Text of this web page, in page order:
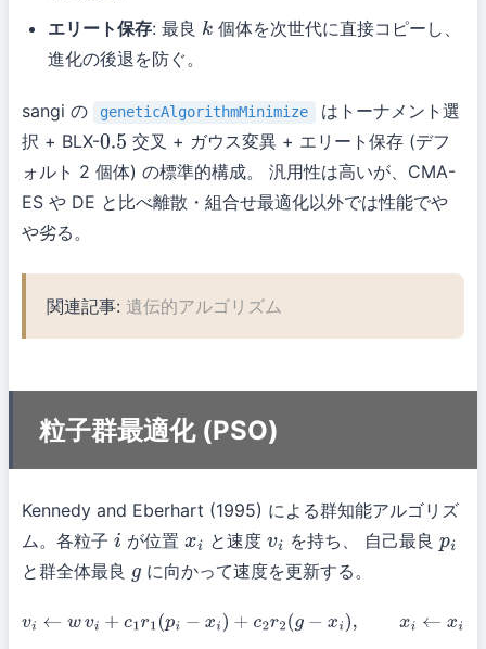
エリート保存: 最良 k 個体を次世代に直接コピーし、
進化の後退を防ぐ。
sangi の geneticAlgorithmMinimize
はトーナメント選
択 + BLX-0.5 交叉 + ガウス変異 + エリート保存 (デフ
ォルト 2 個体) の標準的構成。 汎用性は高いが、CMA-
ES や DE と比べ離散・組合せ最適化以外では性能でや
や劣る。
関連記事:遺伝的アルゴリズム
粒子群最適化 (PSO)
Kennedy and Eberhart (1995) による群知能アルゴリズ
ム。各粒子 i が位置 xi と速度 vi を持ち、 自己最良 pi
と群全体最良 g に向かって速度を更新する。
vi←wvi+c1r 1(pi−xi )+c2r2(g− xi), xi←x